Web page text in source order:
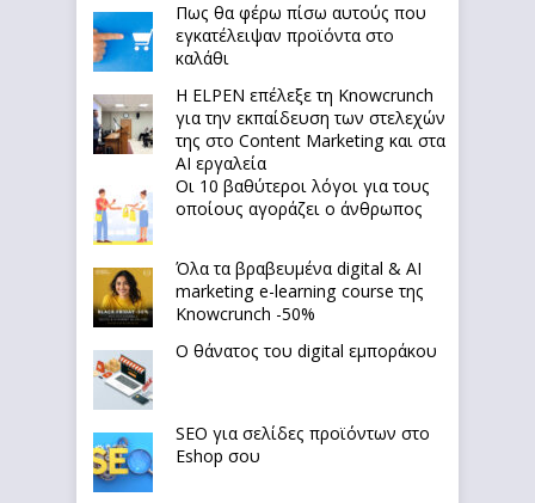
Πως θα φέρω πίσω αυτούς που
εγκατέλειψαν προϊόντα στο
καλάθι
Η ELPEN επέλεξε τη Knowcrunch
για την εκπαίδευση των στελεχών
της στο Content Marketing και στα
AI εργαλεία
Οι 10 βαθύτεροι λόγοι για τους
οποίους αγοράζει ο άνθρωπος
Όλα τα βραβευμένα digital & AI
marketing e-learning course της
Knowcrunch -50%
Ο θάνατος του digital εμποράκου
SEO για σελίδες προϊόντων στο
Eshop σου